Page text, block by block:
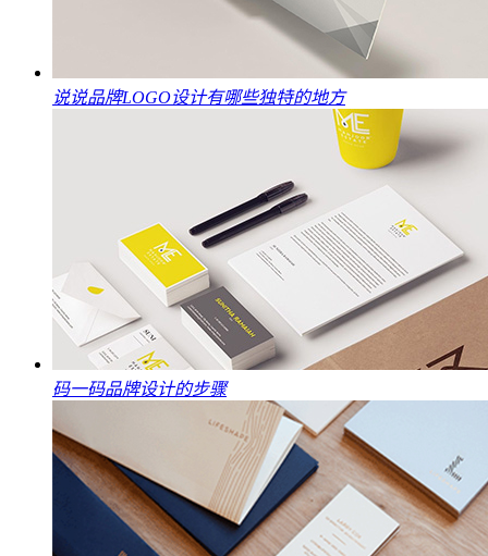
说说品牌LOGO设计有哪些独特的地方
码一码品牌设计的步骤